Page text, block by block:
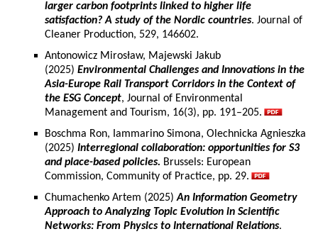
larger carbon footprints linked to higher life
satisfaction? A study of the Nordic countries. Journal of
Cleaner Production, 529, 146602.
Antonowicz Mirosław, Majewski Jakub
(2025) Environmental Challenges and Innovations in the
Asia-Europe Rail Transport Corridors in the Context of
the ESG Concept, Journal of Environmental
Management and Tourism, 16(3), pp. 191–205.
Boschma Ron, Iammarino Simona, Olechnicka Agnieszka
(2025) Interregional collaboration: opportunities for S3
and place-based policies. Brussels: European
Commission, Community of Practice, pp. 29.
Chumachenko Artem (2025)An Information Geometry
Approach to Analyzing Topic Evolution in Scientific
Networks: From Physics to International Relations.